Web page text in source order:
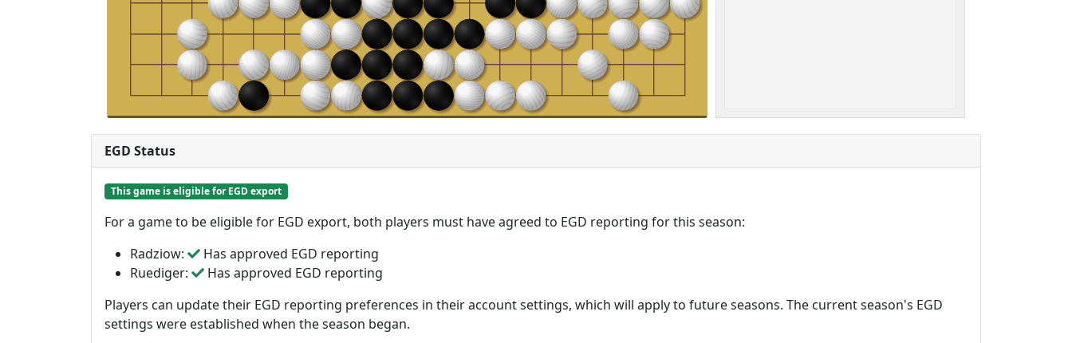
EGD Status
This game is eligible for EGD export
For a game to be eligible for EGD export, both players must have agreed to EGD reporting for this season:
Radziow:
Has approved EGD reporting
Ruediger:
Has approved EGD reporting
Players can update their EGD reporting preferences in their account settings, which will apply to future seasons. The current season's EGD
settings were established when the season began.